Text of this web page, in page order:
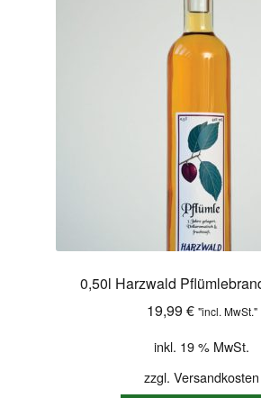
0,50l Harzwald
19,99 € "incl. MwSt."
inkl. 19 % MwSt.
zzgl. Versandkosten